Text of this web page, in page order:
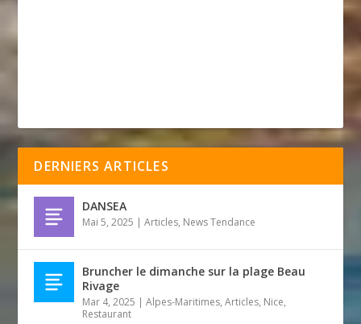
DERNIERS ARTICLES
DANSEA
Mai 5, 2025 |Articles, News Tendance
Bruncher le dimanche sur la plage Beau
Rivage
Mar 4, 2025 |Alpes-Maritimes,Articles, Nice,
Restaurant